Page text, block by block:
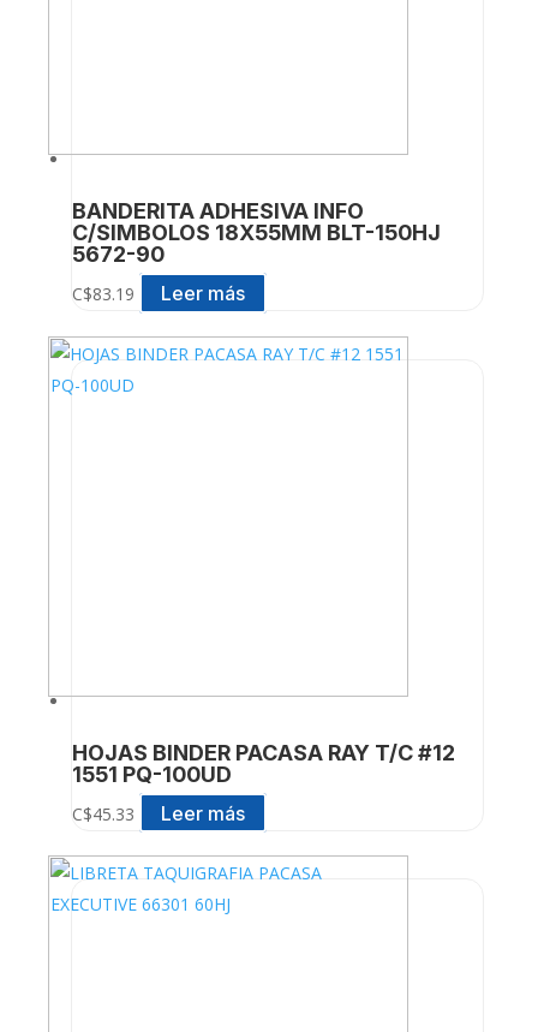
BANDERITA ADHESIVA INFO
C/SIMBOLOS 18X55MM BLT-150HJ
5672-90
C$83.19 Leer más
HOJAS BINDER PACASA RAY T/C #12
1551 PQ-100UD
C$45.33 Leer más